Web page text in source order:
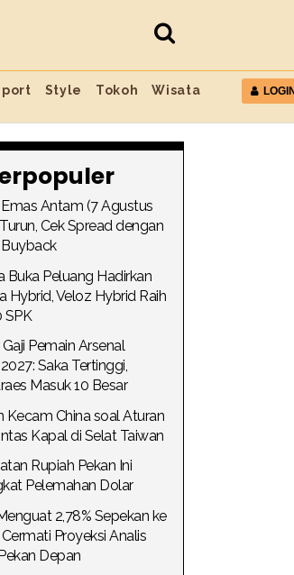
Style Tokoh Wisata
Antam (7 Agustus
Cek Spread dengan
Buka Peluang Hadirkan
Hybrid, Veloz Hybrid Raih
SPK
Pemain Arsenal
Saka Tertinggi,
Masuk 10 Besar
Kecam China soal Aturan
Kapal di Selat Taiwan
Rupiah Pekan Ini
Pelemahan Dolar
2,78% Sepekan ke
Proyeksi Analis
Depan